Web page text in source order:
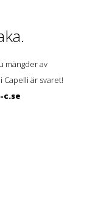
mängder av
Capelli är svaret!
c.se